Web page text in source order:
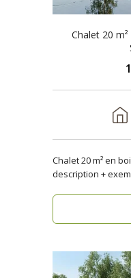
Chalet 20
Chalet 20 m² en